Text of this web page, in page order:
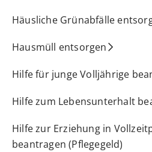
Häusliche Grünabfälle
Hausmüll entsorgen
Hilfe für junge Volljährige
Hilfe zum Lebensunterhalt
Hilfe zur Erziehung in
beantragen (Pflegegeld)